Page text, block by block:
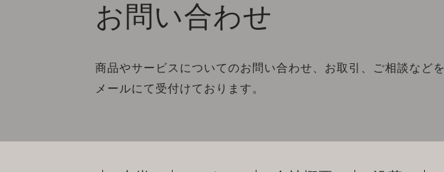
お問い合わせ
商品やサービスについてのお問い合わせ、お取引、ご相談などを
メールにて受付けております。